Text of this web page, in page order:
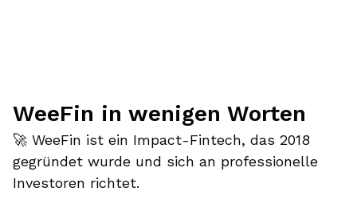
WeeFin in wenigen Worten
🚀 WeeFin ist ein Impact-Fintech, das 2018
gegründet wurde und sich an professionelle
Investoren richtet.